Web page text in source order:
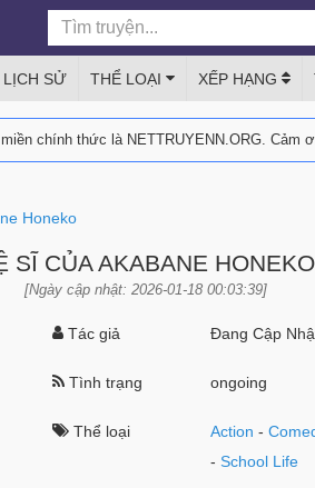
LỊCH SỬ THỂ LOẠI XẾP HẠNG
chính thức là NETTRUYENN.ORG. Cảm
Honeko
SĨ CỦA AKABANE HONEKO
[Ngày cập nhật: 2026-01-18 00:03:39]
Tác giả Đang Cập
Tình trạng ongoing
Thể loại Action -
-School Life